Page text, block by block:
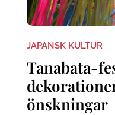
JAPANSK KULTUR
Tanabata-
önskningar